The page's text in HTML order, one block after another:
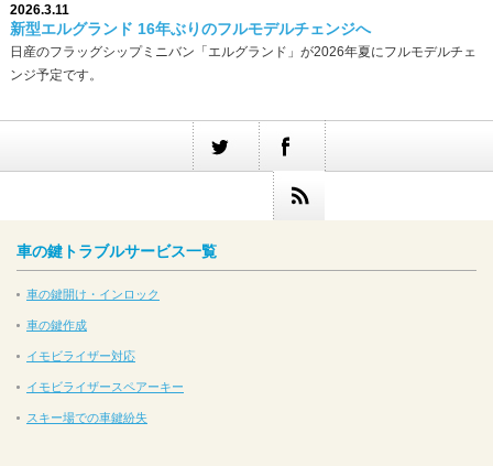
2026.3.11
新型エルグランド 16年ぶりのフルモデルチェンジへ
日産のフラッグシップミニバン「エルグランド」が2026年夏にフルモデルチェ
ンジ予定です。
車の鍵トラブルサービス一覧
車の鍵開け・インロック
車の鍵作成
イモビライザー対応
イモビライザースペアーキー
スキー場での車鍵紛失